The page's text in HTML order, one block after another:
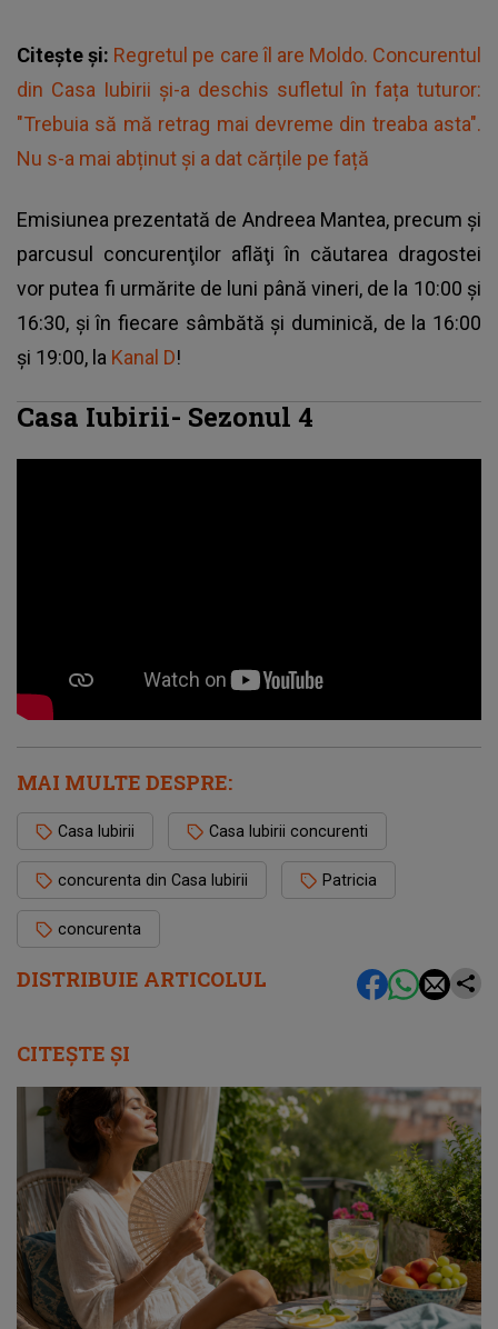
DISTRIBUIE ARTICOLUL
Citește și: Regretul pe care îl are Moldo. Concurentul
din Casa Iubirii și-a deschis sufletul în fața tuturor:
"Trebuia să mă retrag mai devreme din treaba asta".
Nu s-a mai abținut și a dat cărțile pe față
Emisiunea prezentată de Andreea Mantea, precum şi
parcusul concurenţilor aflăţi în căutarea dragostei
vor putea fi urmărite de luni până vineri, de la 10:00 şi
16:30, şi în fiecare sâmbătă şi duminică, de la 16:00
şi 19:00, la Kanal D!
Casa Iubirii- Sezonul 4
MAI MULTE DESPRE:
Casa Iubirii Casa Iubirii concurenti
concurenta din Casa Iubirii Patricia
concurenta
CITEȘTE ȘI